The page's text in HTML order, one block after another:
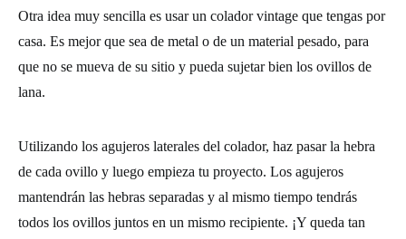
Otra idea muy sencilla es usar un colador vintage que tengas por
casa. Es mejor que sea de metal o de un material pesado, para
que no se mueva de su sitio y pueda sujetar bien los ovillos de
lana.
Utilizando los agujeros laterales del colador, haz pasar la hebra
de cada ovillo y luego empieza tu proyecto. Los agujeros
mantendrán las hebras separadas y al mismo tiempo tendrás
todos los ovillos juntos en un mismo recipiente. ¡Y queda tan